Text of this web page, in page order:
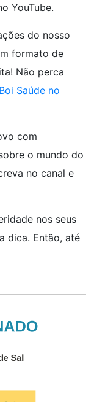
YouTube.
do nosso
formato de
Não perca
Boi Saúde no
com
o mundo do
no canal e
nos seus
dica. Então, até